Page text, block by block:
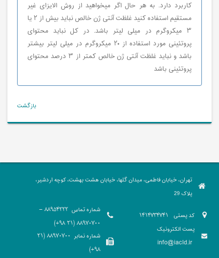
كاربرد دارد. به هر حال اگر ميخواهيد از روش الايزای غير
مستقيم استفاده كنيد غلظت آنتی ژن خالص نبايد بيش از ٢ يا
٣ ميكروگرم در ميلی ليتر باشد. در كل نبايد محتوای
پروتئينی مورد استفاده از ٢٠ ميكروگرم در ميلی ليتر بيشتر
باشد و نبايد غلظت آنتی ژن خالص كمتر از ٣ درصد محتوای
پروتئينی باشد
بازگشت
تهران، خیابان فاطمی، میدان گلها، خیابان هشت بهشت، کوچه اردشیر،
پلاک 29
کد پستی
پست الکترونیک
info@iacld.ir
شماره تماس
88954222 -
88970700 (21 98+)
شماره نمابر
88970700 (21
98+)